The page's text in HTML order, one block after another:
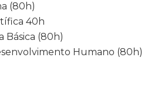
(80h)
40h
Básica (80h)
Humano (80h)